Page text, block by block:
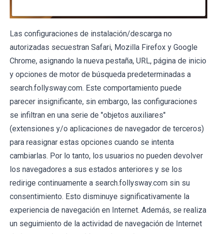
Las configuraciones de instalación/descarga no
autorizadas secuestran Safari, Mozilla Firefox y Google
Chrome, asignando la nueva pestaña, URL, página de inicio
y opciones de motor de búsqueda predeterminadas a
search.follysway.com. Este comportamiento puede
parecer insignificante, sin embargo, las configuraciones
se infiltran en una serie de "objetos auxiliares"
(extensiones y/o aplicaciones de navegador de terceros)
para reasignar estas opciones cuando se intenta
cambiarlas. Por lo tanto, los usuarios no pueden devolver
los navegadores a sus estados anteriores y se los
redirige continuamente a search.follysway.com sin su
consentimiento. Esto disminuye significativamente la
experiencia de navegación en Internet. Además, se realiza
un seguimiento de la actividad de navegación de Internet